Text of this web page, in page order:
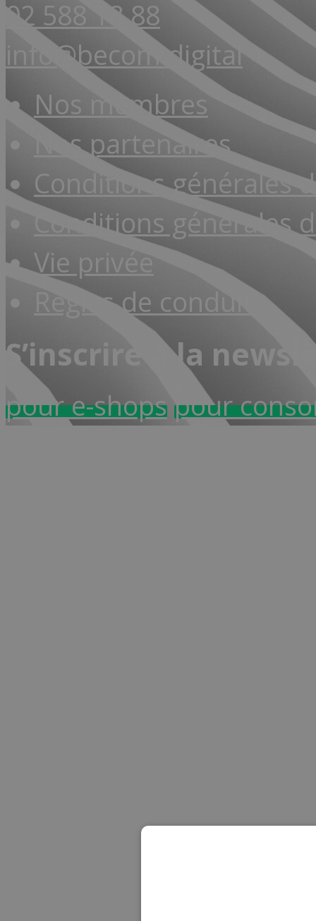
02 588 18 88
info@becom.digital
Nos membres
Nos partenaires
Conditions générales
Conditions générales
Vie privée
Règles de conduite
S’inscrire à la
pour e-shopspour